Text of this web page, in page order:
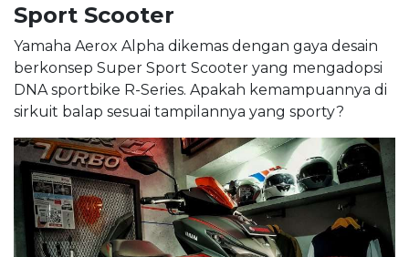
Sport Scooter
Yamaha Aerox Alpha dikemas dengan gaya desain
berkonsep Super Sport Scooter yang mengadopsi
DNA sportbike R-Series. Apakah kemampuannya di
sirkuit balap sesuai tampilannya yang sporty?